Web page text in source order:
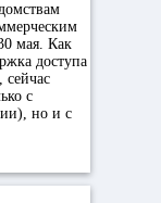
мая. Как
доступа
сейчас
с
но и с